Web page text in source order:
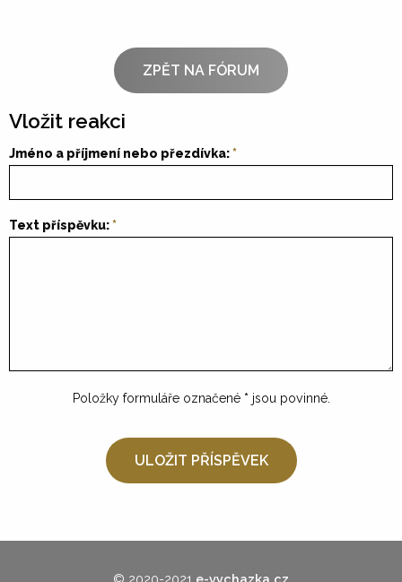
ZPĚT NA FÓRUM
Vložit reakci
Jméno a příjmení nebo přezdívka:
Text příspěvku:
Položky formuláře označené * jsou povinné.
© 2020-2021 e-vychazka.cz